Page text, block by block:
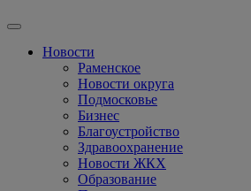
Новости
Раменское
Новости округа
Подмосковье
Бизнес
Благоустройство
Здравоохранение
Новости ЖКХ
Образование